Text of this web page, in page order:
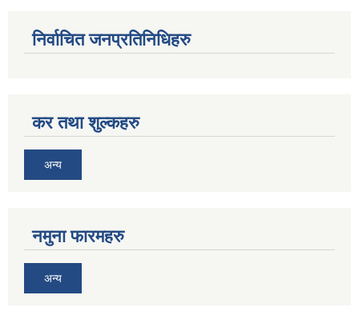
निर्वाचित जनप्रतिनिधिहरु
कर तथा शुल्कहरु
अन्य
नमुना फारमहरु
अन्य